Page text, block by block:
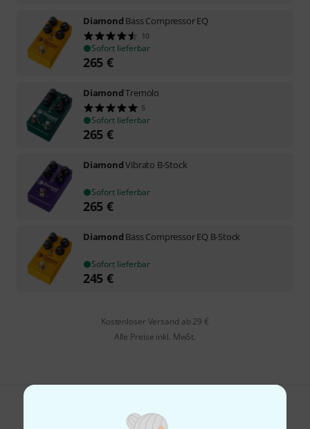
Diamond Bass Compressor EQ
10
Sofort lieferbar
265 €
DiamondTremolo
5
Sofort lieferbar
265 €
DiamondVibrato B-Stock
Sofort lieferbar
265 €
Diamond Bass Compressor EQ B-Stock
Sofort lieferbar
245 €
Kostenloser Versand ab 29 €
Alle Preise inkl. MwSt.
Gefällt Ihnen, was Sie sehen?